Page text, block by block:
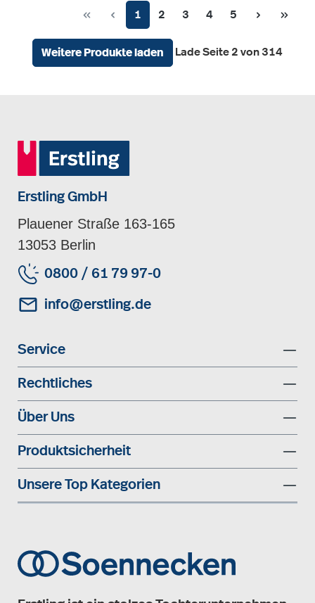
Seite
1 Seite
2 Seite
3 Seite
4 Seite
5
Weitere Produkte laden Lade Seite 2 von 314
Erstling GmbH
Plauener Straße 163-165
13053 Berlin
0800 / 61 79 97-0
info@erstling.de
Service
Rechtliches
Über Uns
Produktsicherheit
Unsere Top Kategorien